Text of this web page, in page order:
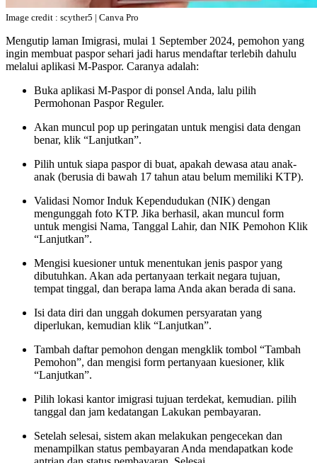
Image credit : scyther5 | Canva Pro
Mengutip laman Imigrasi, mulai 1 September 2024, pemohon yang
ingin membuat paspor sehari jadi harus mendaftar terlebih dahulu
melalui aplikasi M-Paspor. Caranya adalah:
Buka aplikasi M-Paspor di ponsel Anda, lalu pilih
Permohonan Paspor Reguler.
Akan muncul pop up peringatan untuk mengisi data dengan
benar, klik “Lanjutkan”.
Pilih untuk siapa paspor di buat, apakah dewasa atau anak-
anak (berusia di bawah 17 tahun atau belum memiliki KTP).
Validasi Nomor Induk Kependudukan (NIK) dengan
mengunggah foto KTP. Jika berhasil, akan muncul form
untuk mengisi Nama, Tanggal Lahir, dan NIK Pemohon Klik
“Lanjutkan”.
Mengisi kuesioner untuk menentukan jenis paspor yang
dibutuhkan. Akan ada pertanyaan terkait negara tujuan,
tempat tinggal, dan berapa lama Anda akan berada di sana.
Isi data diri dan unggah dokumen persyaratan yang
diperlukan, kemudian klik “Lanjutkan”.
Tambah daftar pemohon dengan mengklik tombol “Tambah
Pemohon”, dan mengisi form pertanyaan kuesioner, klik
“Lanjutkan”.
Pilih lokasi kantor imigrasi tujuan terdekat, kemudian. pilih
tanggal dan jam kedatangan Lakukan pembayaran.
Setelah selesai, sistem akan melakukan pengecekan dan
menampilkan status pembayaran Anda mendapatkan kode